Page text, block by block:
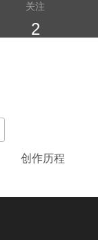
关注
2
创作历程